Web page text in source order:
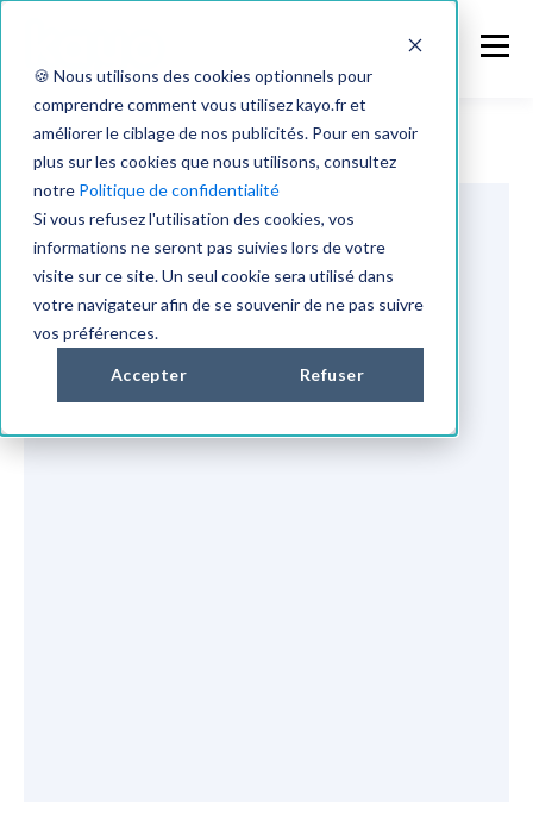
🍪 Nous utilisons des cookies optionnels pour
comprendre comment vous utilisez kayo.fr et
améliorer le ciblage de nos publicités. Pour en savoir
plus sur les cookies que nous utilisons, consultez
notre Politique de confidentialité
Si vous refusez l'utilisation des cookies, vos
informations ne seront pas suivies lors de votre
visite sur ce site. Un seul cookie sera utilisé dans
votre navigateur afin de se souvenir de ne pas suivre
vos préférences.
Accepter Refuser